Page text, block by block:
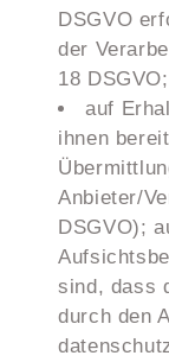
DSGVO
der
18 DSGVO;
auf
ihnen
Anbieter/
DSGVO);
sind, dass
durch den